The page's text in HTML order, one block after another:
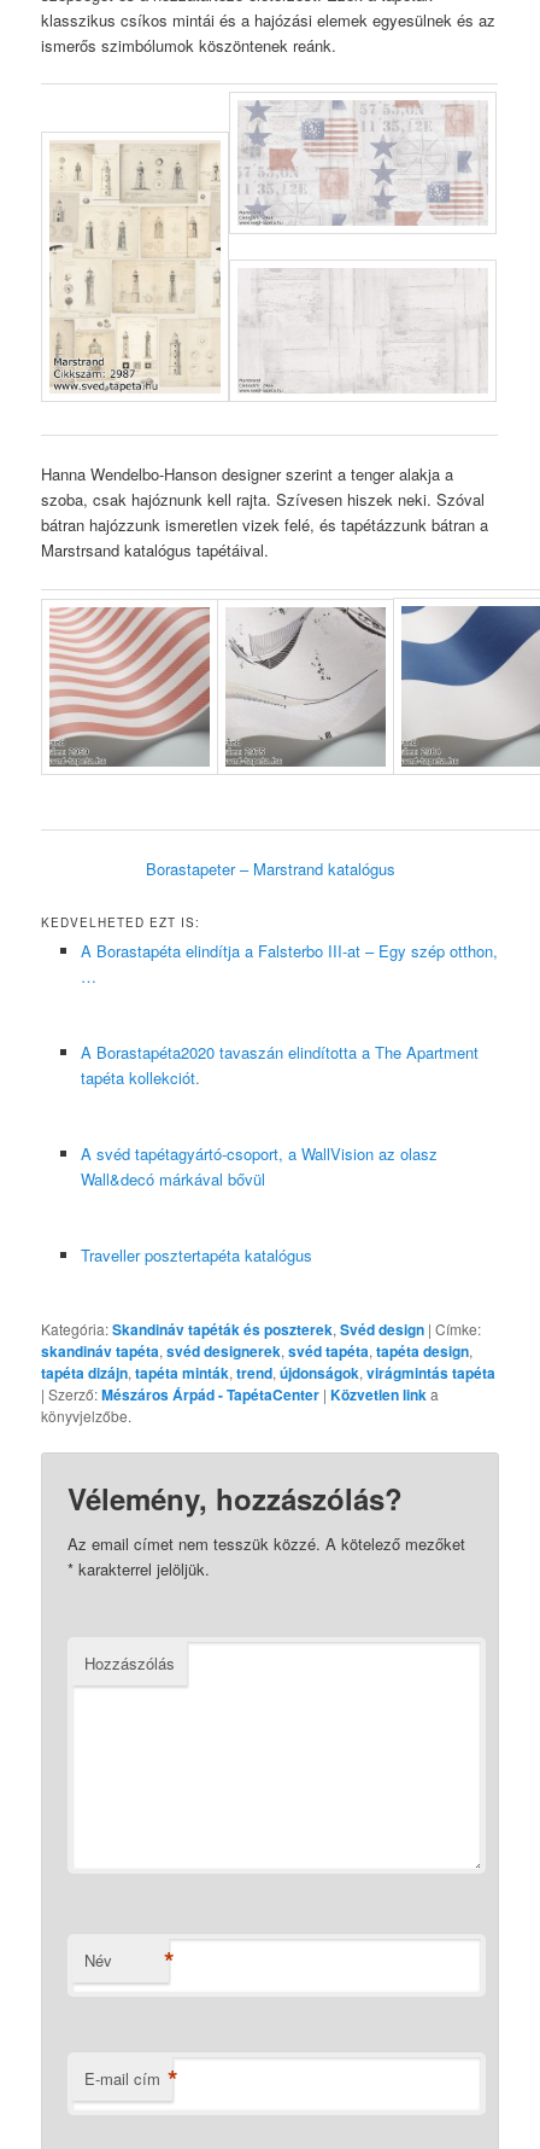
klasszikus csíkos mintái és a hajózási elemek egyesülnek és az
ismerős szimbólumok köszöntenek reánk.
Hanna Wendelbo-Hanson designer szerint a tenger alakja a
szoba, csak hajóznunk kell rajta. Szívesen hiszek neki. Szóval
bátran hajózzunk ismeretlen vizek felé, és tapétázzunk bátran a
Marstrsand katalógus tapétáival.
Borastapeter – Marstrand katalógus
KEDVELHETED EZT IS:
A Borastapéta elindítja a Falsterbo III-at – Egy szép otthon,
…
A Borastapéta2020 tavaszán elindította a The Apartment
tapéta kollekciót.
A svéd tapétagyártó-csoport, a WallVision az olasz
Wall&decó márkával bővül
Traveller posztertapéta katalógus
Kategória:Skandináv tapéták és poszterek,Svéd design | Címke:
skandináv tapéta,svéd designerek,svéd tapéta,tapéta design,
tapéta dizájn,tapéta minták,trend,újdonságok,virágmintás tapéta
| Szerző:Mészáros Árpád - TapétaCenter |Közvetlen linka
könyvjelzőbe.
Vélemény, hozzászólás?
Az email címet nem tesszük közzé. A kötelező mezőket
* karakterrel jelöljük.
Hozzászólás
Név *
E-mail cím *